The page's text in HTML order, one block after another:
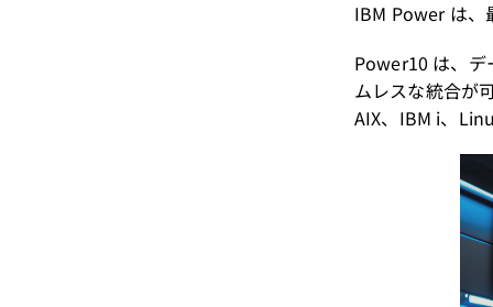
IBM Power は、
Power10 は、デ
ムレスな統合が
AIX、IBM i、